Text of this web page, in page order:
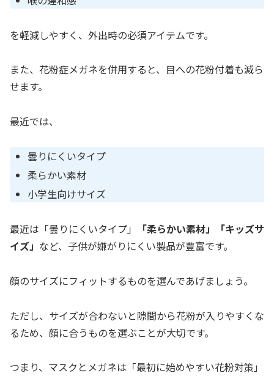
を軽減しやすく、外出時の必須アイテムです。
また、花粉症メガネを併用すると、目への花粉付着も減ら
せます。
最近では、
曇りにくいタイプ
柔らかい素材
小学生向けサイズ
最近は「曇りにくいタイプ」
「柔らかい素材」「キッズサ
イズ」 など、子供が嫌がりにくい製品が豊富です。
顔のサイズにフィットするものを選んであげましょう。
ただし、サイズが合わないと隙間から花粉が入りやすくな
るため、顔に合うものを選ぶことが大切です。
つまり、マスクとメガネは「最初に始めやすい花粉対策」